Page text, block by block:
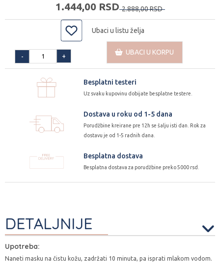
1.444,00 RSD 2.888,00RSD
+
-
Ubaci u listu želja
UBACI U KORPU
Besplatni testeri
Uz svaku kupovinu dobijate besplatne testere.
Dostava u roku od 1-5 dana
Porudžbine kreirane pre 12h se šalju isti dan. Rok za
dostavu je od 1-5 radnih dana.
Besplatna dostava
Besplatna dostava za porudžbine preko 5000 rsd.
DETALJNIJE
Upotreba:
Naneti masku na čistu kožu, zadržati 10 minuta, pa isprati mlakom vodom.